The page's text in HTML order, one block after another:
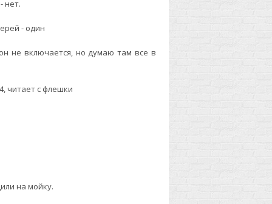
нет.
- один
не включается, но думаю там все в
читает с флешки
на мойку.